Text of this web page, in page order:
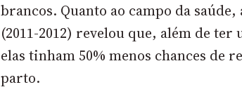
brancos. Quanto ao campo da
(2011-2012) revelou que, além de
elas tinham50% menos chances de
parto.